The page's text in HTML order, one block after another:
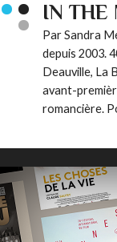
IN THE
Par Sandra
depuis 2003.
Deauville, La
avant-
romancière.